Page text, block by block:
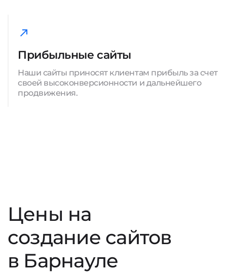
Прибыльные сайты
Наши сайты приносят клиентам прибыль за счет
своей высоконверсионности и дальнейшего
продвижения.
Цены на
создание сайтов
в Барнауле